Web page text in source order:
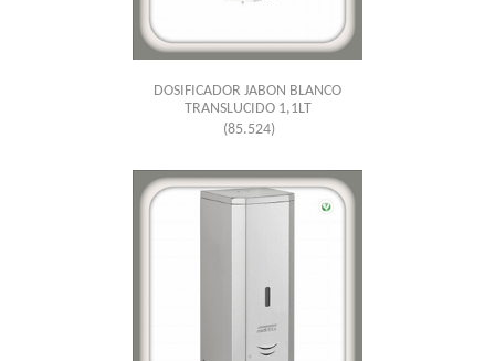
DOSIFICADOR JABON BLANCO
TRANSLUCIDO 1,1LT
(85.524)